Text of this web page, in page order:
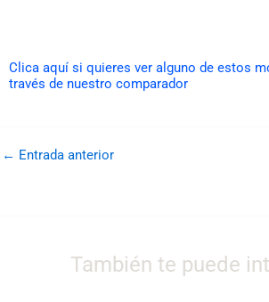
Clica aquí si quieres ver alguno de estos
través de nuestro comparador
← Entrada anterior
También te puede